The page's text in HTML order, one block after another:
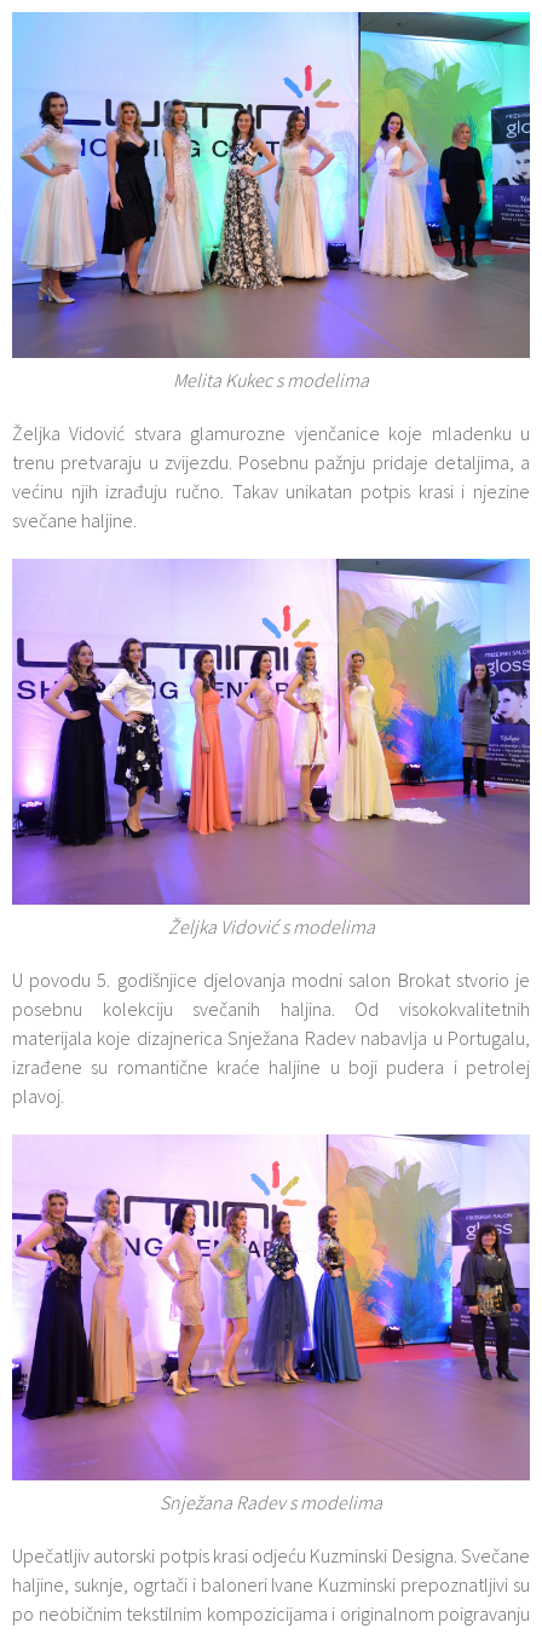
Melita Kukec s modelima
Željka Vidović stvara glamurozne vjenčanice koje mladenku u
trenu pretvaraju u zvijezdu. Posebnu pažnju pridaje detaljima, a
većinu njih izrađuju ručno. Takav unikatan potpis krasi i njezine
svečane haljine.
Željka Vidović s modelima
U povodu 5. godišnjice djelovanja modni salon Brokat stvorio je
posebnu kolekciju svečanih haljina. Od visokokvalitetnih
materijala koje dizajnerica Snježana Radev nabavlja u Portugalu,
izrađene su romantične kraće haljine u boji pudera i petrolej
plavoj.
Snježana Radev s modelima
Upečatljiv autorski potpis krasi odjeću Kuzminski Designa. Svečane
haljine, suknje, ogrtači i baloneri Ivane Kuzminski prepoznatljivi su
po neobičnim tekstilnim kompozicijama i originalnom poigravanju